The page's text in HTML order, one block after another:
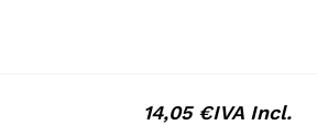
14,05 €IVA Incl.